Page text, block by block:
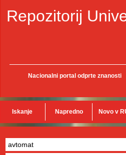
Repozitorij
Nacionalni portal odprte znanosti
Iskanje Napredno Novo v